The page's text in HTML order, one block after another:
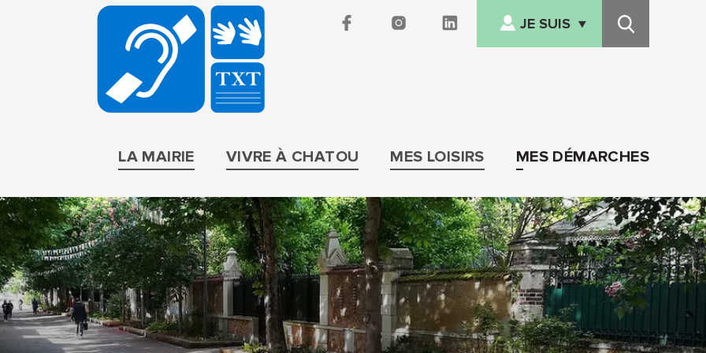
BRUITPARIF
FACEBOOK INSTAGRAMLINKEDIN JE SUIS
FAMILLE
Recherche
LA MAIRIE VIVRE À CHATOU MES LOISIRS MES DÉMARCHES